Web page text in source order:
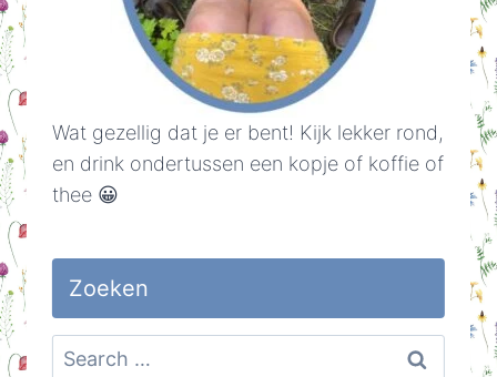
Wat gezellig dat je er bent! Kijk lekker rond,
en drink ondertussen een kopje of koffie of
thee 😀
Zoeken
Search